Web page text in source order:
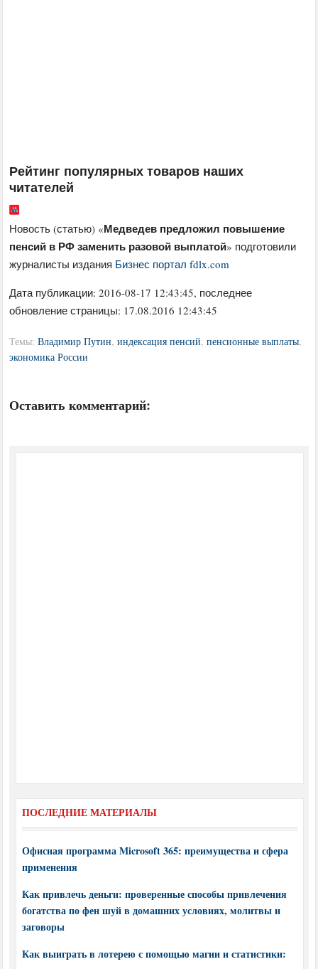
Рейтинг популярных товаров наших
читателей
Новость (статью) «Медведев предложил повышение
пенсий в РФ заменить разовой выплатой» подготовили
журналисты издания Бизнес портал fdlx.com
Дата публикации:2016-08-17 12:43:45, последнее
обновление страницы: 17.08.2016 12:43:45
Темы:Владимир Путин,индексация пенсий,пенсионные выплаты,
экономика России
Оставить комментарий:
ПОСЛЕДНИЕ МАТЕРИАЛЫ
Офисная программа Microsoft 365: преимущества и сфера
применения
Как привлечь деньги: проверенные способы привлечения
богатства по фен шуй в домашних условиях, молитвы и
заговоры
Как выиграть в лотерею с помощью магии и статистики: